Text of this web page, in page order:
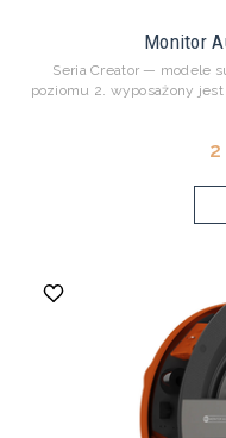
Monitor
Seria Creator — modele
poziomu 2. wyposażony